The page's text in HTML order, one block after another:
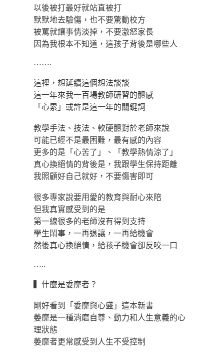
以後被打最好就站直被打
默默地去驗傷，也不要驚動校方
被罵就讓事情淡掉，不要激怒家長
因為我根本不知道，這孩子背後是哪些人
…….
這裡，想延續這個想法談談
這一年來我一百場教師研習的體感
「心累」或許是這一年的關鍵詞
教學手法、技法、軟硬體對於老師來說
可能已經不是最困難，最有感的內容
更多的是「心苦了」、「教學熱情涼了」
真心換絕情的背後是，我跟學生保持距離
我照顧好自己就好，不要傷害即可
很多專家說要用愛的教育與耐心來陪
但我真實感受到的是
第一線很多的老師沒有得到支持
學生鬧事，一再退讓，一再給機會
然後真心換絕情，給孩子機會卻反咬一口
…..
▍什麼是委靡者？
剛好看到「委靡與心盛」這本新書
萎靡是一種消磨自尊、動力和人生意義的心
理狀態
萎靡者更常感受到人生不受控制